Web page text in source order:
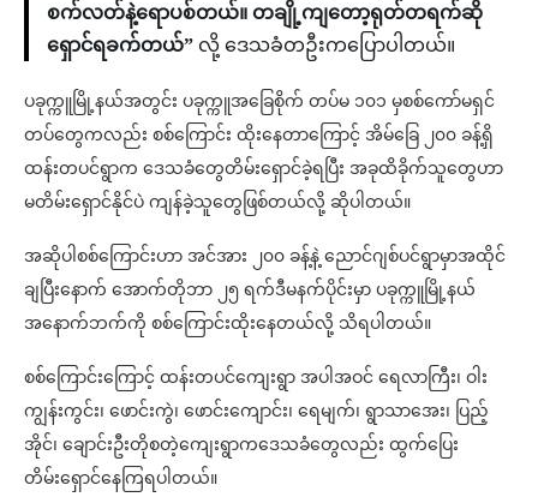
စက်လတ်နဲ့ရောပစ်တယ်။ တချို့ကျတော့ရုတ်တရက်ဆို
ရှောင်ရခက်တယ်” လို့ ဒေသခံတဦးကပြောပါတယ်။
ပခုက္ကူမြို့နယ်အတွင်း ပခုက္ကူအခြေစိုက် တပ်မ ၁၀၁ မှစစ်ကော်မရှင်
တပ်တွေကလည်း စစ်ကြောင်း ထိုးနေတာကြောင့် အိမ်ခြေ ၂၀၀ ခန့်ရှိ
ထန်းတပင်ရွာက ဒေသခံတွေတိမ်းရှောင်ခဲ့ရပြီး အခုထိခိုက်သူတွေဟာ
မတိမ်းရှောင်နိုင်ပဲ ကျန်ခဲ့သူတွေဖြစ်တယ်လို့ ဆိုပါတယ်။
အဆိုပါစစ်ကြောင်းဟာ အင်အား ၂၀၀ ခန့်နဲ့ ညောင်ဂျစ်ပင်ရွာမှာအထိုင်
ချပြီးနောက် အောက်တိုဘာ ၂၅ ရက်ဒီမနက်ပိုင်းမှာ ပခုက္ကူမြို့နယ်
အနောက်ဘက်ကို စစ်ကြောင်းထိုးနေတယ်လို့ သိရပါတယ်။
စစ်ကြောင်းကြောင့် ထန်းတပင်ကျေးရွာ အပါအဝင် ရေလာကြီး၊ ဝါး
ကျွန်းကွင်း၊ ဖောင်းကွဲ၊ ဖောင်းကျောင်း၊ ရေမျက်၊ ရွာသာအေး၊ ပြည့်
အိုင်၊ ချောင်းဦးတိုစတဲ့ကျေးရွာကဒေသခံတွေလည်း ထွက်ပြေး
တိမ်းရှောင်နေကြရပါတယ်။